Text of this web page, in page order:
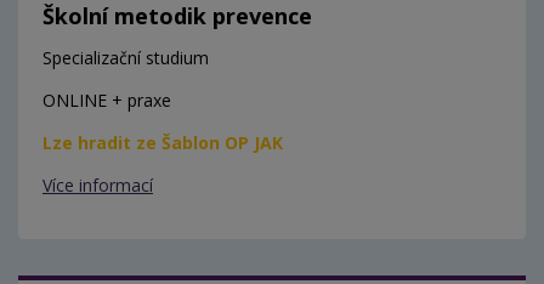
Školní metodik prevence
Specializační studium
ONLINE + praxe
Lze hradit ze Šablon OP JAK
Více informací